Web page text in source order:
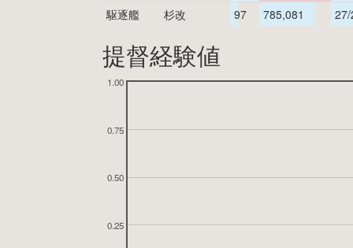
駆逐艦
杉改 97 785,081
提督経験値
0.25
0.50
0.75
1.00